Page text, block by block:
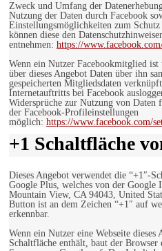
Zweck und Umfang der
Nutzung der Daten durch Facebook
Einstellungsmöglichkeiten zum
können diese den
entnehmen: https://
Wenn ein Nutzer Facebookmitglied ist
über dieses Angebot Daten über ihn
gespeicherten Mitgliedsdaten
Internetauftritts bei Facebook
Widersprüche zur Nutzung von Daten
der Facebook-Profileinstellungen
möglich: https://www.facebook.com/
+1 Schaltfläche
Dieses Angebot verwendet die “+1″-
Google Plus, welches von der Google
Mountain View, CA 94043, United
Button ist an dem Zeichen “+1″ auf
erkennbar.
Wenn ein Nutzer eine Webseite
Schaltfläche enthält, baut der